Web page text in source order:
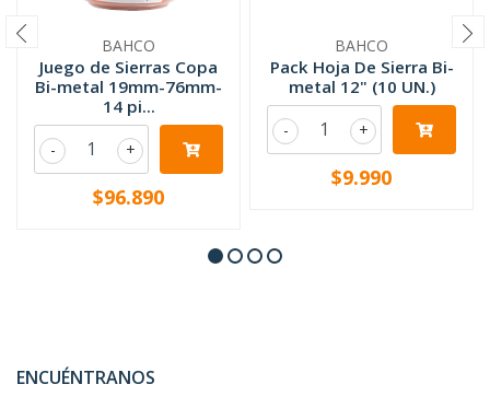
BAHCO
Juego de Sierras Copa
Bi-metal 19mm-76mm-
14 pi...
+
-
$96.890
BAHCO
Pack Hoja De Sierra Bi-
metal 12" (10 UN.)
+
-
$9.990
ENCUÉNTRANOS